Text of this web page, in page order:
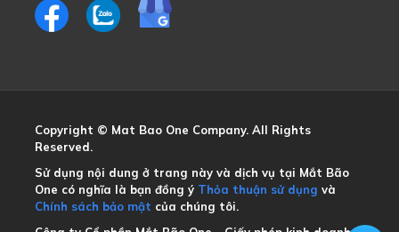
Copyright © Mat Bao One Company. All Rights
Reserved.
Sử dụng nội dung ở trang này và dịch vụ tại Mắt Bão
One có nghĩa là bạn đồng ý Thỏa thuận sử dụng và
Chính sách bảo mật của chúng tôi.